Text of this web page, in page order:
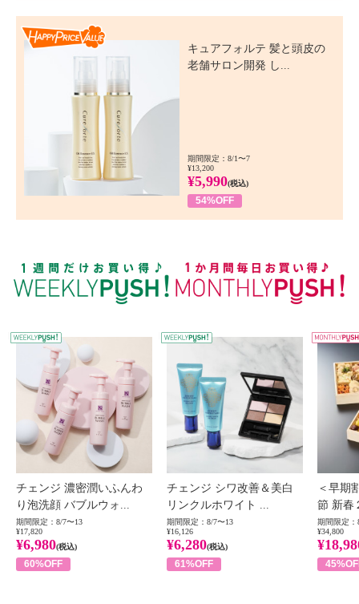
キュアフォルテ 髪と頭皮の
老舗サロン開発 し...
期間限定：8/1〜7
¥13,200
¥5,990(税込)
54%OFF
WEEKLY PUSH
チェンジ 濃密潤いふんわ
り泡洗顔 バブルウォ...
期間限定：8/7〜13
¥17,820
¥6,980(税込)
60%OFF
チェンジ シワ改善＆美白
リンクルホワイト ...
期間限定：8/7〜13
¥16,126
¥6,280(税込)
61%OFF
＜早期
節 新春
期間限定：
¥34,800